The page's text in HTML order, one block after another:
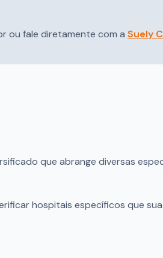
ou fale diretamente com a Suely
que abrange diversas
hospitais específicos que